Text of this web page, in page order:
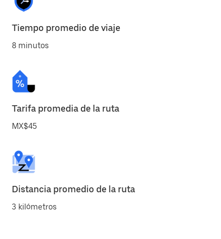
Tiempo promedio de viaje
8 minutos
Tarifa promedia de la ruta
MX$45
Distancia promedio de la ruta
3 kilómetros